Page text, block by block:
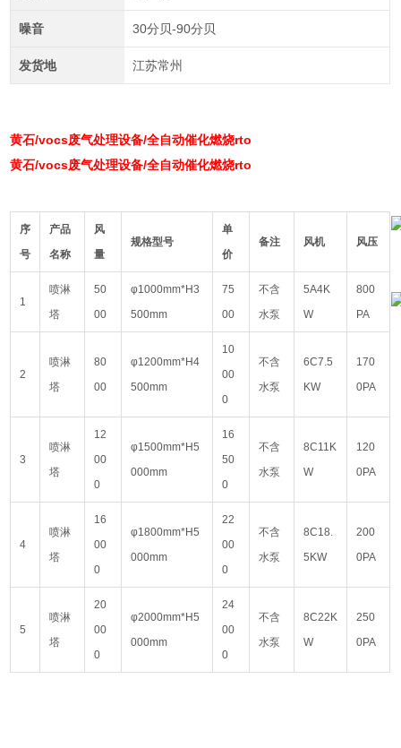
噪音 30分贝-90分贝
发货地 江苏常州
黄石/vocs废气处理设备/全自动催化燃烧rto
黄石/vocs废气处理设备/全自动催化燃烧rto
序
号
产品
名称
风
量
规格型号
单
价
备注 风机 风压
1
喷淋
塔
50
00
φ1000mm*H3
500mm
75
00
不含
水泵
5A4K
W
800
PA
2
喷淋
塔
80
00
φ1200mm*H4
500mm
10
00
0
不含
水泵
6C7.5
KW
170
0PA
3
喷淋
塔
12
00
0
φ1500mm*H5
000mm
16
50
0
不含
水泵
8C11K
W
120
0PA
4
喷淋
塔
16
00
0
φ1800mm*H5
000mm
22
00
0
不含
水泵
8C18.
5KW
200
0PA
5
喷淋
塔
20
00
0
φ2000mm*H5
000mm
24
00
0
不含
水泵
8C22K
W
250
0PA